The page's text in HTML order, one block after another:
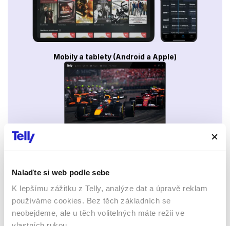
Nalaďte si web podle sebe
K lepšímu zážitku z Telly, analýze dat a úpravě reklam
používáme cookies. Bez těch základních se
neobejdeme, ale u těch volitelných máte režii ve
Mobily a tablety (Android a Apple)